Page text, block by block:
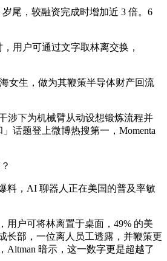
尾，较融资完成时增加近 3 倍。6
用户可通过文字取林离交换，
女生，做为其鞭策半导体财产回流
涉下为机械臂从动设想锻炼流程并
话题登上微博热搜第一，Momenta
料，AI 聊器人正在美国的普及率敏
用户可将林离置于桌面，49% 的美
长部，一位离人员工透露，并鞭策更
暗示，这一数字更是超越了